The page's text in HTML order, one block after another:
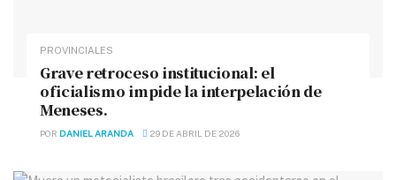
PROVINCIALES
Grave retroceso institucional: el
oficialismo impide la interpelación de
Meneses.
POR DANIEL ARANDA 29 DE ABRIL DE 2026